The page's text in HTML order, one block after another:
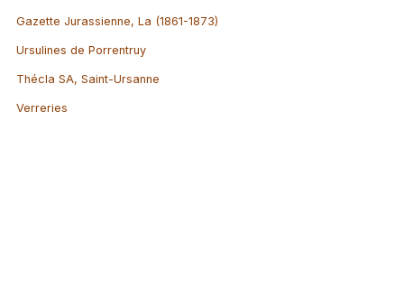
Gazette Jurassienne, La (1861-1873)
Ursulines de Porrentruy
Thécla SA, Saint-Ursanne
Verreries